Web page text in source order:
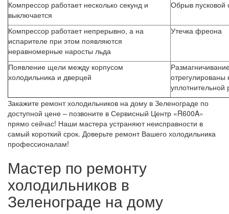
Компрессор работает несколько секунд и
выключается
Обрыв пусковой
Компрессор работает непрерывно, а на
испарителе при этом появляются
неравномерные наросты льда
Утечка фреона
Появление щели между корпусом
холодильника и дверцей
отрегулированы
уплотнительной
Закажите ремонт холодильников на дому в Зеленограде по
доступной цене – позвоните в Сервисный Центр «R600A»
прямо сейчас! Наши мастера устраняют неисправности в
самый короткий срок. Доверьте ремонт Вашего холодильника
профессионалам!
Мастер по ремонту
холодильников в
Зеленограде на дому